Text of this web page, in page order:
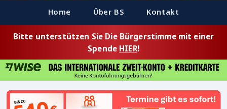
Home Über BS Kontakt
Bitte unterstützen Sie Die Bürgerstimme mit einer
Spende HIER!